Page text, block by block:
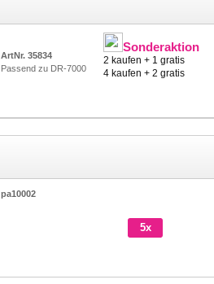
ArtNr. 35834
Passend zu DR-7000
Sonderaktion
2 kaufen + 1 gratis
4 kaufen + 2 gratis
pa10002
5x